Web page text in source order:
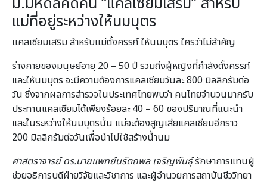
แม่ที่อยู่ระหว่างให้นมบุตร
เเคลเซียมเสริม สำหรับเเม่ตั้งครรภ์ ให้นมบุตร ใครว่าไม่สำคัญ
ร่างกายของมนุษย์อายุ 20 – 50 ปี รวมถึงผู้หญิงที่กำลังตั้งครรภ์
และให้นมบุตร จะมีความต้องการแคลเซียมวันละ 800 มิลลิกรัมต่อ
วัน ซึ่งจากผลการสำรวจในประเทศไทยพบว่า คนไทยจำนวนมากรับ
ประทานแคลเซียมได้เพียงร้อยละ 40 – 60 ของปริมาณที่แนะนำ
และในระหว่างให้นมบุตรนั้น แม่จะต้องสูญเสียแคลเซียมอีกราว
200 มิลลิกรัมต่อวันเพื่อนำไปใช้สร้างน้ำนม
ศาสตราจารย์ ดร.นายแพทย์นรัตถพล เจริญพันธุ์รักษาการแทนผู้
ช่วยอธิการบดีฝ่ายวิจัยและวิชาการ และผู้อำนวยการสถาบันชีววิทยา